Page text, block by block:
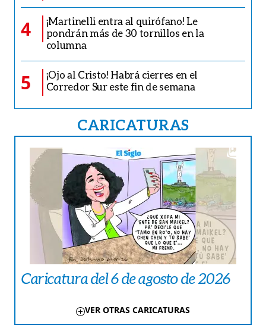
4
¡Martinelli entra al quirófano! Le
pondrán más de 30 tornillos en la
columna
5
¡Ojo al Cristo! Habrá cierres en el
Corredor Sur este fin de semana
CARICATURAS
Caricatura del 6 de agosto de 2026
VER OTRAS CARICATURAS